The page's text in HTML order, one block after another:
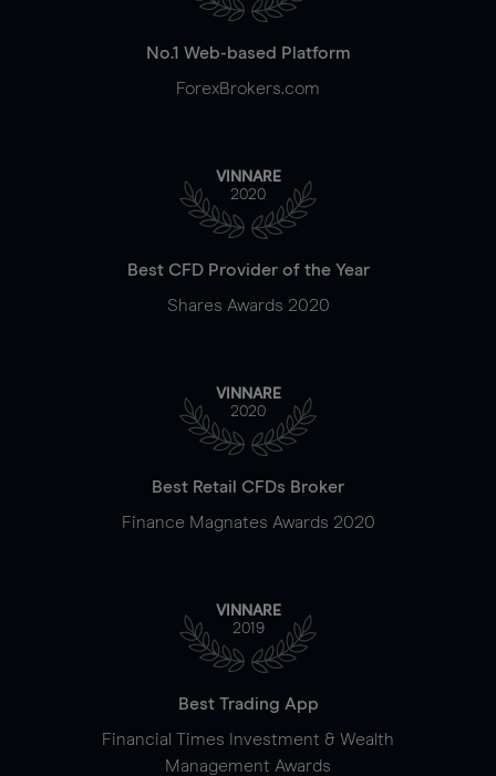
No.1 Web-based Platform
ForexBrokers.com
VINNARE
2020
Best CFD Provider of the Year
Shares Awards 2020
VINNARE
2020
Best Retail CFDs Broker
Finance Magnates Awards 2020
VINNARE
2019
Best Trading App
Financial Times Investment & Wealth
Management Awards